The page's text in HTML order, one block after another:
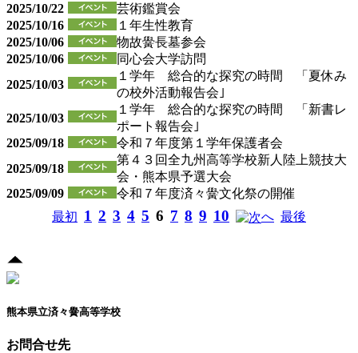
2025/10/22
芸術鑑賞会
2025/10/16
１年生性教育
2025/10/06
物故黌長墓参会
2025/10/06
同心会大学訪問
2025/10/03
１学年 総合的な探究の時間 「夏休み
の校外活動報告会｣
2025/10/03
１学年 総合的な探究の時間 「新書レ
ポート報告会｣
2025/09/18
令和７年度第１学年保護者会
2025/09/18
第４３回全九州高等学校新人陸上競技大
会・熊本県予選大会
2025/09/09
令和７年度済々黌文化祭の開催
最初 1 2 3 4 5 6 7 8 9 10 へ 最後
熊本県立済々黌高等学校
お問合せ先